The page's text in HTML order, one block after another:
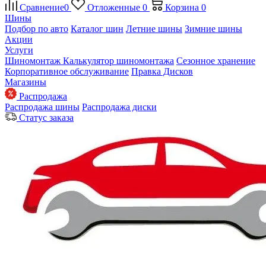
Сравнение0 Отложенные 0 Корзина 0
Шины
Подбор по авто Каталог шин Летние шины Зимние шины
Акции
Услуги
Шиномонтаж Калькулятор шиномонтажа Сезонное хранение
Корпоративное обслуживание Правка Дисков
Магазины
Распродажа
Распродажа шины Распродажа диски
Статус заказа